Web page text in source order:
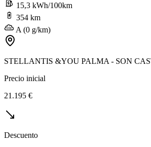
15,3 kWh/100km
354 km
A (0 g/km)
STELLANTIS &YOU PALMA - SON
Precio inicial
21.195 €
Descuento